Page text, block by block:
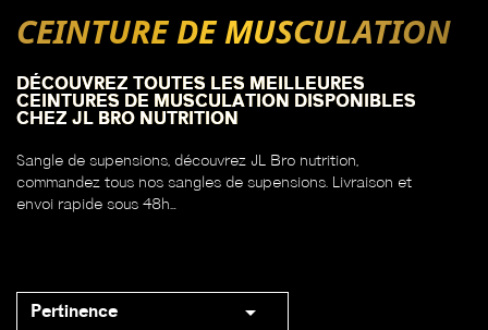
CEINTURE DE MUSCULATION
DÉCOUVREZ TOUTES LES MEILLEURES
CEINTURES DE MUSCULATION DISPONIBLES
CHEZ JL BRO NUTRITION
Sangle de supensions, découvrez JL Bro nutrition,
commandez tous nos sangles de supensions. Livraison et
envoi rapide sous 48h…
Pertinence 